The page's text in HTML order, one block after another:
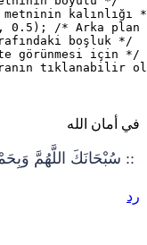
kalınlığı
0.5); /* Arka plan
boşluk */
görünmesi için */
tıklanabilir
في أمان الله
:: سُبْحَانَكَ اللَّهُمَّ
رد